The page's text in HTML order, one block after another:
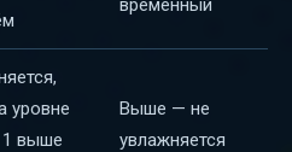
временный
уровне
1 выше
Выше — не
увлажняется